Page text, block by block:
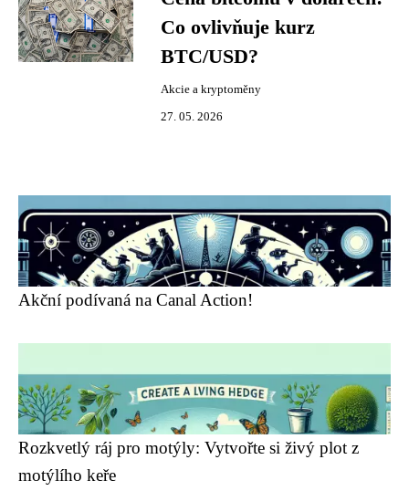
Co ovlivňuje kurz
BTC/USD?
Akcie a kryptoměny
27. 05. 2026
Akční podívaná na Canal Action!
Rozkvetlý ráj pro motýly: Vytvořte si živý plot z
motýlího keře